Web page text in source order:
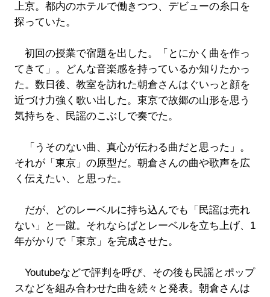
上京。都内のホテルで働きつつ、デビューの糸口を
探っていた。
初回の授業で宿題を出した。「とにかく曲を作っ
てきて」。どんな音楽感を持っているか知りたかっ
た。数日後、教室を訪れた朝倉さんはぐいっと顔を
近づけ力強く歌い出した。東京で故郷の山形を思う
気持ちを、民謡のこぶしで奏でた。
「うそのない曲、真心が伝わる曲だと思った」。
それが「東京」の原型だ。朝倉さんの曲や歌声を広
く伝えたい、と思った。
だが、どのレーベルに持ち込んでも「民謡は売れ
ない」と一蹴。それならばとレーベルを立ち上げ、1
年がかりで「東京」を完成させた。
Youtubeなどで評判を呼び、その後も民謡とポップ
スなどを組み合わせた曲を続々と発表。朝倉さんは